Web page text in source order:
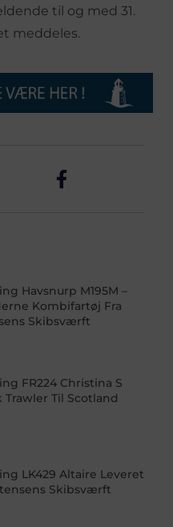
til og med 31.
meddeles.
Havsnurp M195M –
Kombifartøj Fra
Skibsværft
FR224 Christina S
Trawler Til Scotland
LK429 Altaire Leveret
Skibsværft